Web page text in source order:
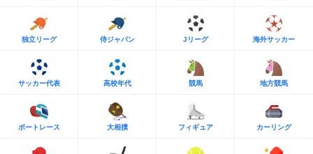
独立リーグ 侍ジャパン Jリーグ 海外サッカー
サッカー代表 高校年代 競馬 地方競馬
ボートレース 大相撲 フィギュア カーリング